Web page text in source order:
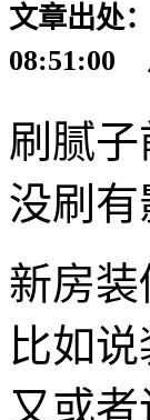
文章出处
08:51:00
刷腻子
没刷有
新房
比如
又或